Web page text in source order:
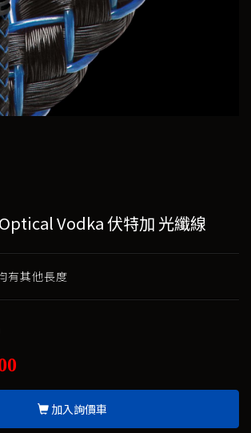
Vodka 伏特加 光纖線
有其他長度
加入詢價車